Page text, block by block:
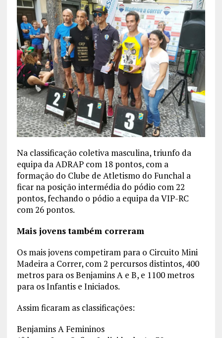
Na classificação coletiva masculina, triunfo da
equipa da ADRAP com 18 pontos, com a
formação do Clube de Atletismo do Funchal a
ficar na posição intermédia do pódio com 22
pontos, fechando o pódio a equipa da VIP-RC
com 26 pontos.
Mais jovens também correram
Os mais jovens competiram para o Circuito Mini
Madeira a Correr, com 2 percursos distintos, 400
metros para os Benjamins A e B, e 1100 metros
para os Infantis e Iniciados.
Assim ficaram as classificações:
Benjamins A Femininos